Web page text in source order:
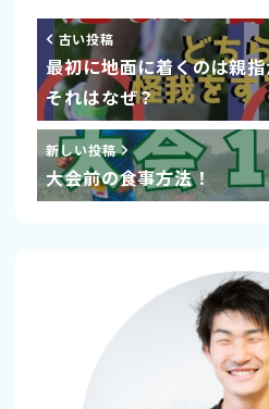
古い投稿
最初に地面に着くのは親
それはなぜ？
新しい投稿
大会前の食事方法！